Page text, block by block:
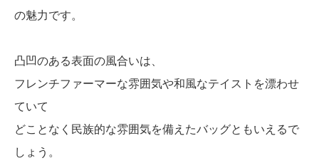
の魅力です。
凸凹のある表面の風合いは、
フレンチファーマーな雰囲気や和風なテイストを漂わせ
ていて
どことなく民族的な雰囲気を備えたバッグともいえるで
しょう。